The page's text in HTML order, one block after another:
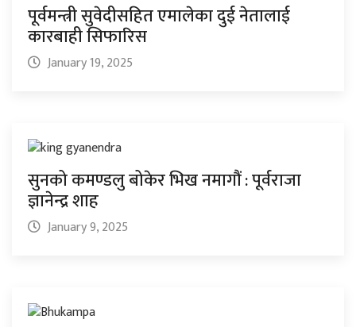
पूर्वमन्त्री सुवेदीसहित एमालेका दुई नेतालाई
कारबाही सिफारिस
January 19, 2025
सुनको कमण्डलु बोकेर भिख नमागौं : पूर्वराजा
ज्ञानेन्द्र शाह
January 9, 2025